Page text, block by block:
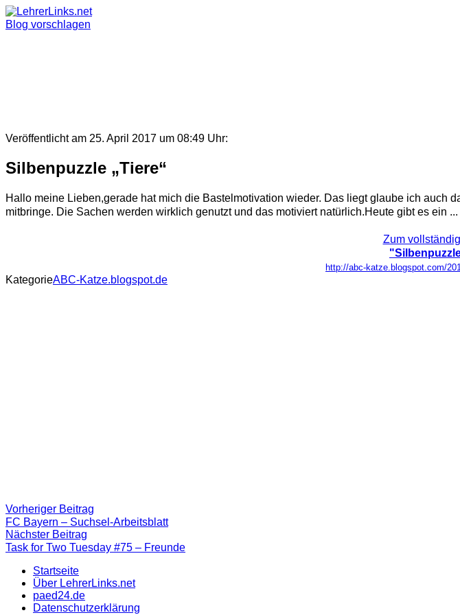
Skip
to
Blog vorschlagen
Veröffentlicht am 25. April 2017 um 08:49 Uhr:
Silbenpuzzle „Tiere“
Hallo meine Lieben,gerade hat mich die Bastelmotivation wieder. Das liegt glaube ich auch
mitbringe. Die Sachen werden wirklich genutzt und das motiviert natürlich.Heute gibt es ein ...
Zum
http://abc-katze.blogspot.com/
KategorieABC-Katze.blogspot.de
Beitragsnavigation
Vorheriger Beitrag
Beitrag:
FC Bayern – Suchsel-Arbeitsblatt
Nächster Beitrag
Beitrag
Task for Two Tuesday #75 – Freunde
Startseite
Über LehrerLinks.net
paed24.de
Datenschutzerklärung